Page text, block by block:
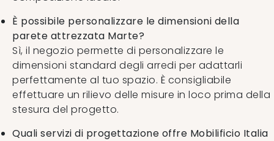
È possibile personalizzare le dimensioni della
parete attrezzata Marte?
Sì, il negozio permette di personalizzare le
dimensioni standard degli arredi per adattarli
perfettamente al tuo spazio. È consigliabile
effettuare un rilievo delle misure in loco prima della
stesura del progetto.
Quali servizi di progettazione offre Mobilificio Italia